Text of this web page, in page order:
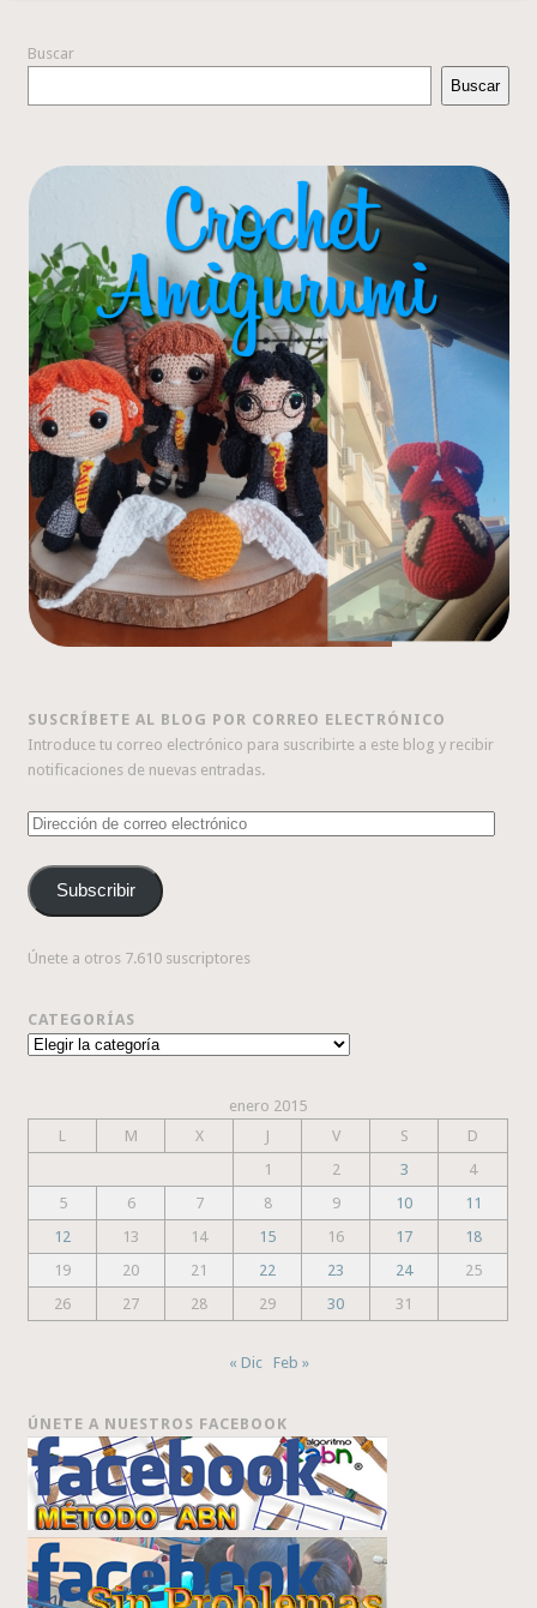
Buscar
Buscar
SUSCRÍBETE AL BLOG POR CORREO ELECTRÓNICO
Introduce tu correo electrónico para suscribirte a este blog y recibir
notificaciones de nuevas entradas.
Dirección
correo
electrónico
Subscribir
Únete a otros 7.610 suscriptores
CATEGORÍAS
Categorías
enero 2015
L
M X J V S
D
1
2 3
4
5
6 7 8 9 10
11
12
13 14 15 16 17
18
19
20 21 22 23 24
25
26
27 28 29 30 31
« Dic Feb »
ÚNETE A NUESTROS FACEBOOK